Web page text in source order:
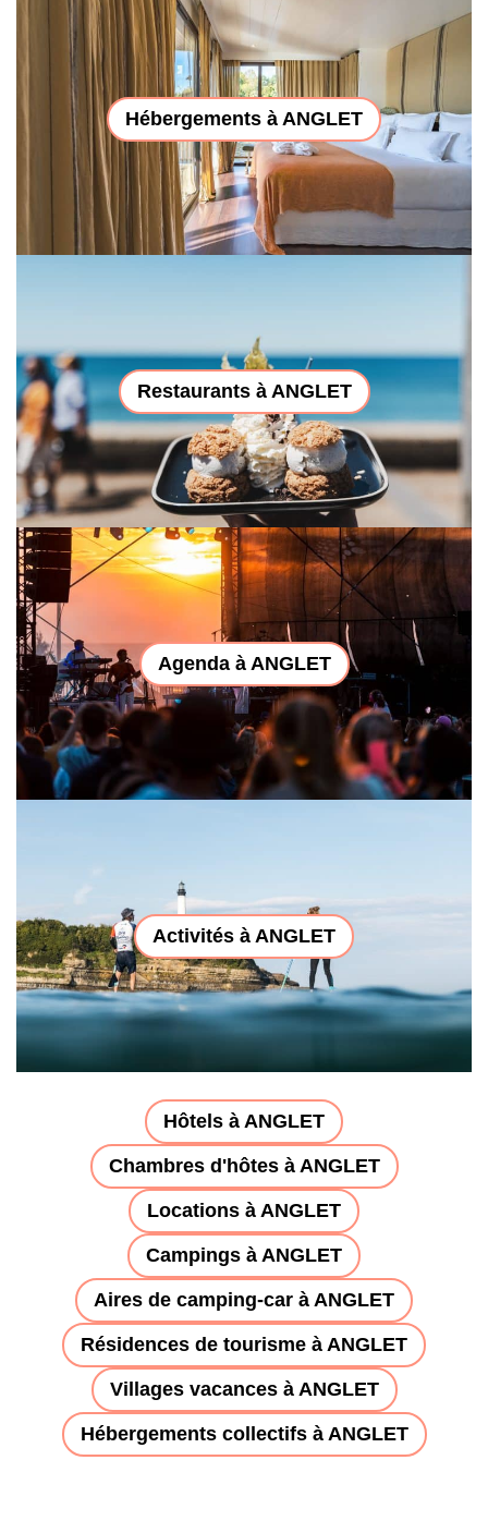
Hébergements à ANGLET
Restaurants à ANGLET
Agenda à ANGLET
Activités à ANGLET
Hôtels à ANGLET
Chambres d'hôtes à ANGLET
Locations à ANGLET
Campings à ANGLET
Aires de camping-car à ANGLET
Résidences de tourisme à ANGLET
Villages vacances à ANGLET
Hébergements collectifs à ANGLET